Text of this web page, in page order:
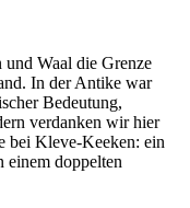
Waal die Grenze
In der Antike war
Bedeutung,
verdanken wir hier
bei Kleve-Keeken: ein
einem doppelten